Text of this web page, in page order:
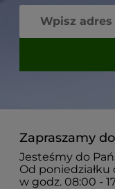
Zapraszamy
Jesteśmy do
Od poniedziałku
w godz. 08:00 -